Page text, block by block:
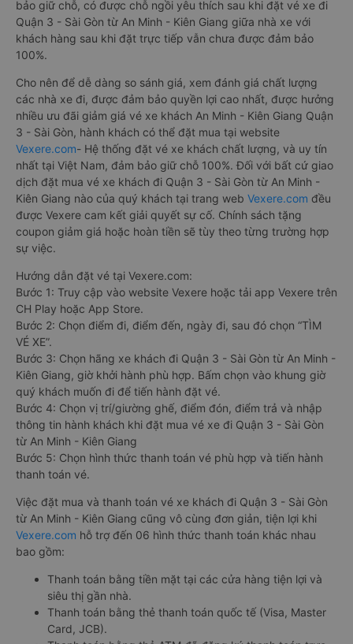
Gòn giúp cho du khách có đa dạng sự lựa chọn. Đây cũng có
thể là một điều bất lợi làm cho hàng khách không biết nên
chọn nhà xe nào là phù hợp với mình. Bên cạnh đó, việc đảm
bảo giữ chỗ, có được chỗ ngồi yêu thích sau khi đặt vé xe đi
Quận 3 - Sài Gòn từ An Minh - Kiên Giang giữa nhà xe với
khách hàng sau khi đặt trực tiếp vẫn chưa được đảm bảo
100%.
Cho nên để dễ dàng so sánh giá, xem đánh giá chất lượng
các nhà xe đi, được đảm bảo quyền lợi cao nhất, được hưởng
nhiều ưu đãi giảm giá vé xe khách An Minh - Kiên Giang Quận
3 - Sài Gòn, hành khách có thể đặt mua tại website
Vexere.com - Hệ thống đặt vé xe khách chất lượng, và uy tín
nhất tại Việt Nam, đảm bảo giữ chỗ 100%. Đối với bất cứ giao
dịch đặt mua vé xe khách đi Quận 3 - Sài Gòn từ An Minh -
Kiên Giang nào của quý khách tại trang web
được Vexere cam kết giải quyết sự cố. Chính sách tặng
coupon giảm giá hoặc hoàn tiền sẽ tùy theo từng trường hợp
sự việc.
Hướng dẫn đặt vé tại Vexere.com:
Bước 1: Truy cập vào website Vexere hoặc tải app Vexere trên
CH Play hoặc App Store.
Bước 2: Chọn điểm đi, điểm đến, ngày đi, sau đó chọn “TÌM
VÉ XE”.
Bước 3: Chọn hãng xe khách đi Quận 3 - Sài Gòn từ An Minh -
Kiên Giang, giờ khởi hành phù hợp. Bấm chọn vào khung giờ
quý khách muốn đi để tiến hành đặt vé.
Bước 4: Chọn vị trí/giường ghế, điểm đón, điểm trả và nhập
thông tin hành khách khi đặt mua vé xe đi Quận 3 - Sài Gòn
từ An Minh - Kiên Giang
Bước 5: Chọn hình thức thanh toán vé phù hợp và tiến hành
thanh toán vé.
Việc đặt mua và thanh toán vé xe khách đi Quận 3 - Sài Gòn
từ An Minh - Kiên Giang cũng vô cùng đơn giản, tiện lợi khi
Vexere.comhỗ trợ đến 06 hình thức thanh toán khác nhau
bao gồm:
Thanh toán bằng tiền mặt tại các cửa hàng tiện lợi và